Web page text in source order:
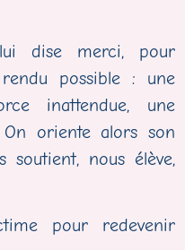
dise merci, pour
possible : une
inattendue, une
oriente alors son
nous élève,
pour redevenir